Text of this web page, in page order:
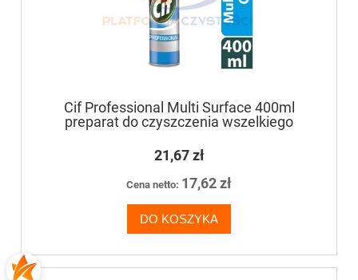
Cif Professional Multi Surface 400ml
preparat do czyszczenia wszelkiego
rodzaju powierzchni
21,67 zł
Cena netto: 17,62 zł
DO KOSZYKA